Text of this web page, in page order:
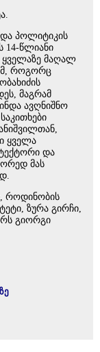
და პოლიტიკის
14-წლიანი
ყველაზე მაღალ
როგორც
მაგრამ
ავღნიშნო
ყველა
და
მას
როდინობის
ზურა გირჩი,
გიორგი